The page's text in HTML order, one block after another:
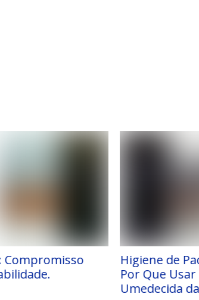
Higiene de Pacientes Acamados:
Por Que Usar a Toalha
Umedecida da Polar Fix?